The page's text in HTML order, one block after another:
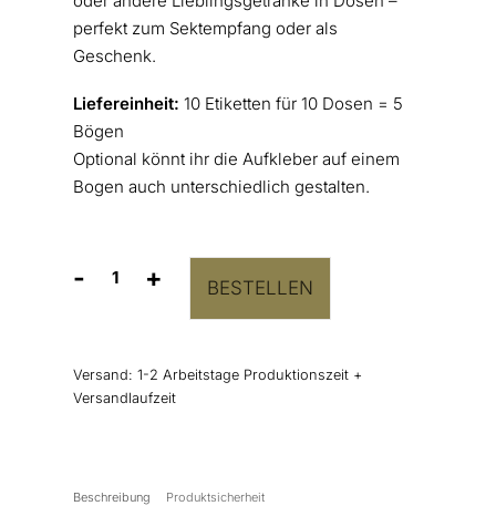
perfekt zum Sektempfang oder als
Geschenk.
Liefereinheit: 10 Etiketten für 10 Dosen = 5
Bögen
Optional könnt ihr die Aufkleber auf einem
Bogen auch unterschiedlich gestalten.
-
Personalisierbare
Kit
(Herz)”
+ BESTELLEN
Versand: 1-2 Arbeitstage Produktionszeit +
Versandlaufzeit
Beschreibung Produktsicherheit